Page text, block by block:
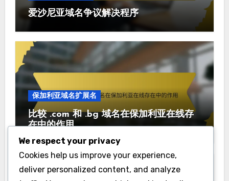
爱沙尼亚域名争议解决程序
保加利亚域名扩展名
比较 .com 和 .bg 域名在保加利亚在线存
在中的作用
We respect your privacy
Cookies help us improve your experience,
deliver personalized content, and analyze